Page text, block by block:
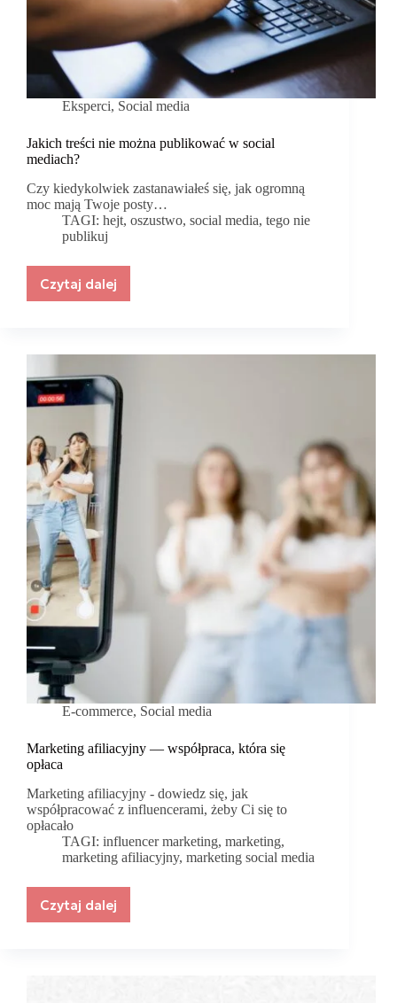
Eksperci, Social media
Jakich treści nie można publikować w social
mediach?
Czy kiedykolwiek zastanawiałeś się, jak ogromną
moc mają Twoje posty…
TAGI: hejt,oszustwo,social media,tego nie
publikuj
Czytaj dalej
Jakich
publikować
w
social
mediach?
E-commerce, Social media
Marketing afiliacyjny — współpraca, która się
opłaca
Marketing afiliacyjny - dowiedz się, jak
współpracować z influencerami, żeby Ci się to
opłacało
TAGI: influencer marketing,marketing,
marketing afiliacyjny, marketing social media
Czytaj dalej
Marketing